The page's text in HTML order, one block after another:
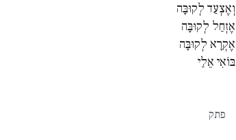
וְאֶצְעַד לְקוּבָּה
אֶזְחַל לְקוּבָּה
אֶקְרָא לְקוּבָּה
בּוֹאִי אֵלַי
פתק